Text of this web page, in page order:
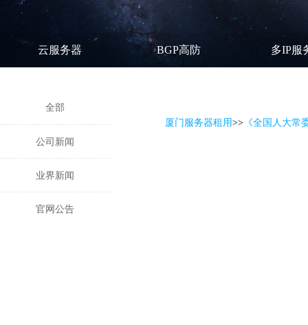
云服务器 BGP高防 多IP服
全部
公司新闻
业界新闻
官网公告
厦门服务器租用>> 《全国人大常